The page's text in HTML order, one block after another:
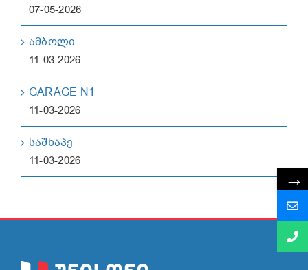
07-05-2026
ამბოლი
11-03-2026
GARAGE N1
11-03-2026
საშხაპე
11-03-2026
→